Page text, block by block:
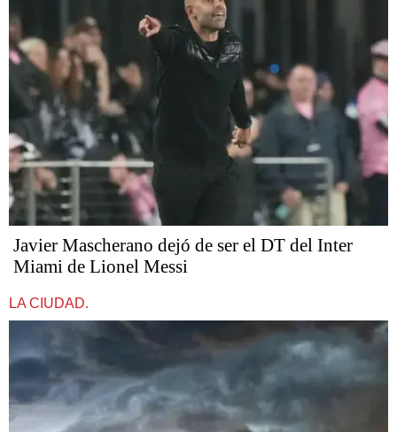
Javier Mascherano dejó de ser el DT del Inter
Miami de Lionel Messi
LA CIUDAD.